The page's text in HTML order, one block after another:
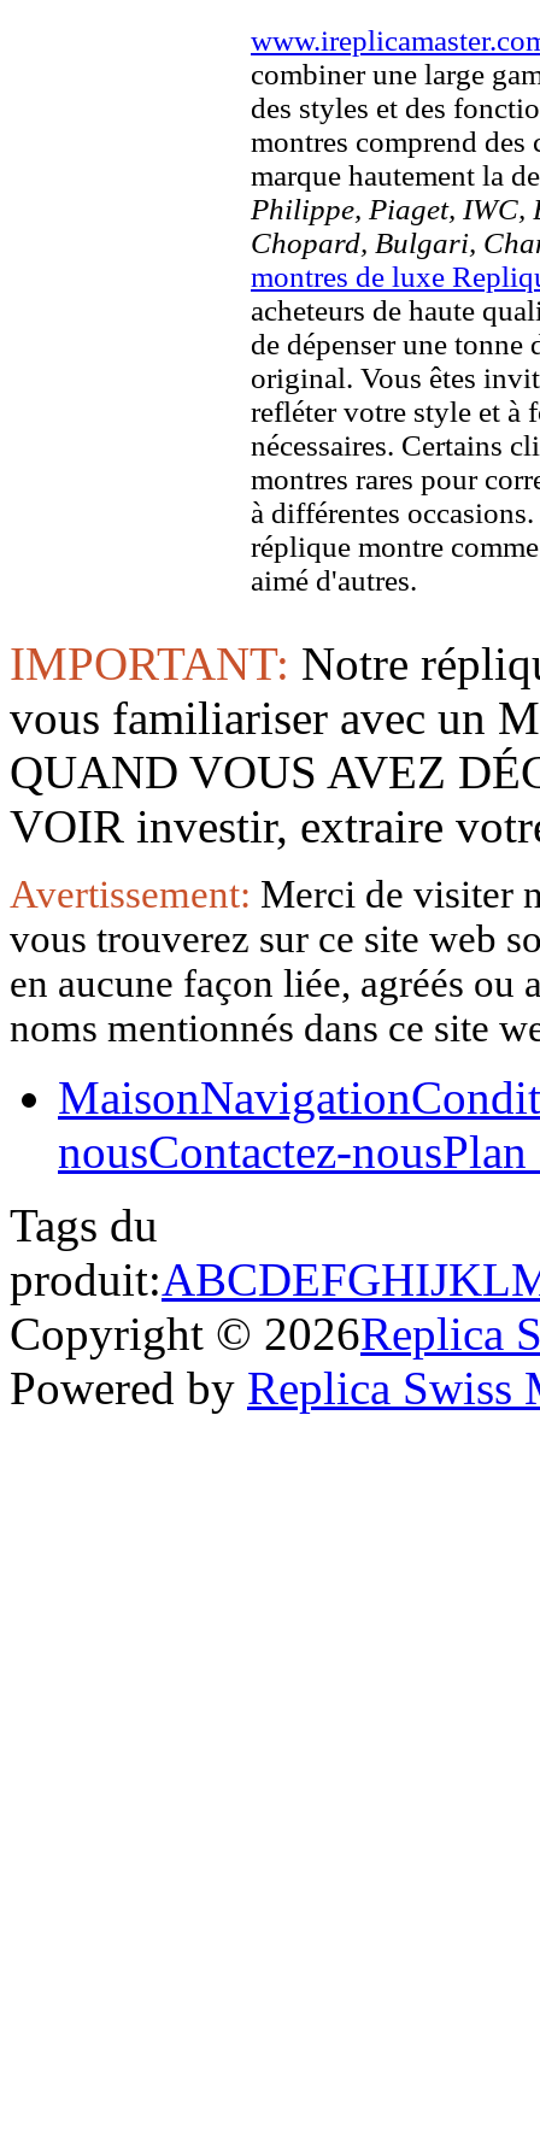
combiner une large
des styles et des
montres comprend des
marque hautement la
Philippe, Piaget, IWC,
Chopard, Bulgari,
montres de luxe
acheteurs de haute
de dépenser une
original. Vous êtes
refléter votre style et à
nécessaires. Certains
montres rares pour
à différentes
réplique montre
aimé d'autres.
IMPORTANT: Notre
vous familiariser avec un
QUAND VOUS AVEZ
VOIR investir, extraire
Avertissement: Merci de visiter
vous trouverez sur ce site web
en aucune façon liée, agréés
noms mentionnés dans ce site
MaisonNavigation
nousContactez-nousPlan
Tags du
produit:ABCDEFGHIJKL
Copyright © 2026Replica
Powered by Replica Swiss